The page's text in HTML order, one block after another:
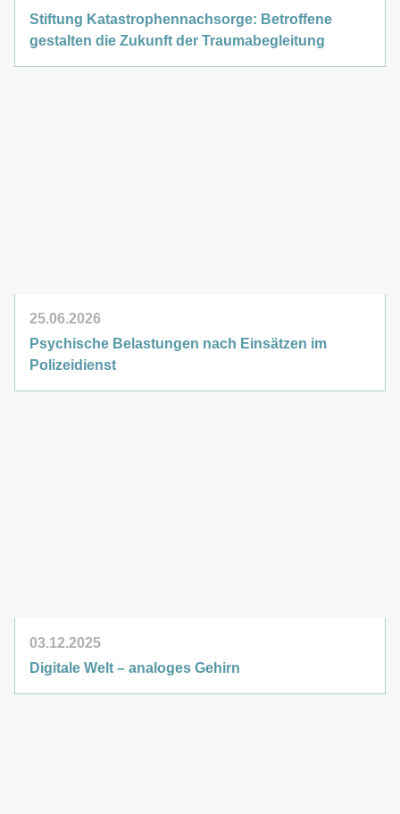
Stiftung Katastrophennachsorge: Betroffene
gestalten die Zukunft der Traumabegleitung
25.06.2026
Psychische Belastungen nach Einsätzen im
Polizeidienst
03.12.2025
Digitale Welt – analoges Gehirn